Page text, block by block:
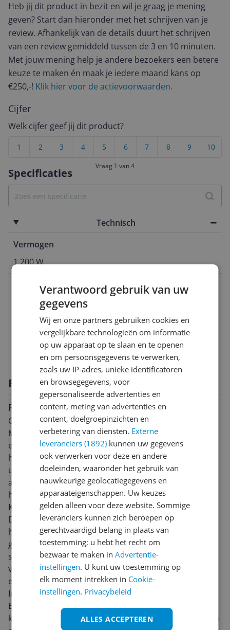
Specificaties
Technisch
Vermogen
1.200 W
4051709403100
Capaciteit
Functies
Productomschrijving
Praktische Tefal Elektrische Hakmolen
Geïntroduceerd in 2022, de Tefal DPA 130 DPA130 La
Moulinette elektrische hakmolen vertegenwoordigt
een fusie van eenvoud, gebruiksgemak en kracht. Het
heeft een royale capaciteit van 330 gram, wat het
uitermate geschikt maakt voor zowel dagelijks gebruik
als speciale gelegenheden waarbij grotere
hoeveelheden voedsel moeten worden bereid.
Kracht en Capaciteit
De sleutel tot de functionaliteit van de La Moulinette
hakmolen is zijn vermogen van 1000 Watt. Dit
garandeert een efficiënte werking, waardoor voedsel
snel wordt verwerkt. Daarnaast minimaliseert het de
vereiste inspanning, waardoor de bediening kinderlijk
eenvoudig is.
Intuïtieve Bediening en Onderhoud
Een ander uniek kenmerk van deze hakmolen is het
kabelopbergvak. Dit verbetert de algemene netheid en
Heb jij dit product in bezit en wil je graag je mening
geven? Start dan hieronder met het schrijven van je
review. Afhankelijk van de details duurt het schrijven
van een review gemiddeld tussen de 3 en 10 minuten.
Met jouw mening help je andere bezoekers een betere
keuze te maken én maak je iedere maand kans op
€250,-! Klik hier voor de actievoorwaarden.
Cijfer
Welk cijfer geef jij dit product?
10
9
8
7
6
5
4
3
2
1
Vraag 1 van 4
Verantwoord gebruik van uw
gegevens
Wij en onze partners gebruiken cookies en
vergelijkbare technologieën om informatie
op uw apparaat op te slaan en te openen
en om persoonsgegevens te verwerken,
zoals uw IP-adres, unieke identificatoren
en browsegegevens, voor
gepersonaliseerde advertenties en
content, meting van advertenties en
content, doelgroepinzichten en
verbetering van diensten. Externe
leveranciers (1892) kunnen uw gegevens
ook verwerken voor deze en andere
doeleinden, waaronder het gebruik van
nauwkeurige geolocatiegegevens en
apparaateigenschappen. Uw keuzes
gelden alleen voor deze website. Sommige
leveranciers kunnen zich beroepen op
gerechtvaardigd belang in plaats van
toestemming; u hebt het recht om
bezwaar te maken inAdvertentie-
instellingen. U kunt uw toestemming op
elk moment intrekken in Cookie-
instellingen. Privacybeleid
ALLES ACCEPTEREN